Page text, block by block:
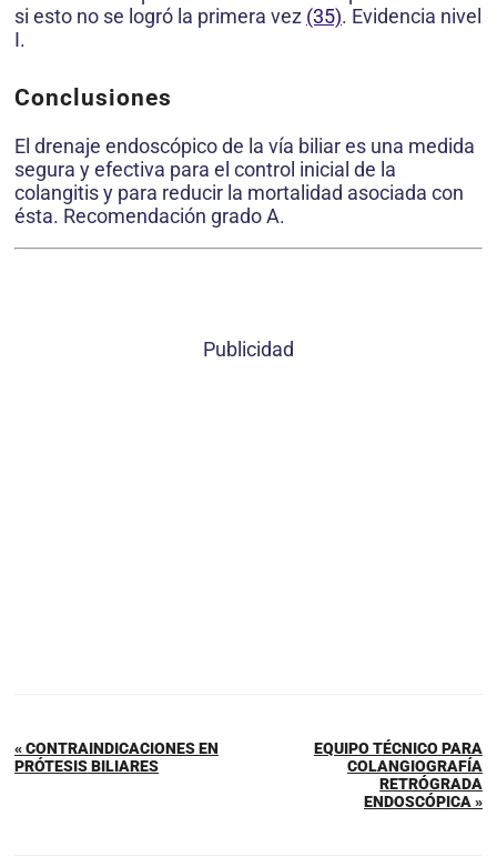
si esto no se logró la primera vez (35). Evidencia nivel
I.
Conclusiones
El drenaje endoscópico de la vía biliar es una medida
segura y efectiva para el control inicial de la
colangitis y para reducir la mortalidad asociada con
ésta. Recomendación grado A.
Publicidad
« CONTRAINDICACIONES EN
PRÓTESIS BILIARES
EQUIPO TÉCNICO PARA
COLANGIOGRAFÍA
RETRÓGRADA
ENDOSCÓPICA »